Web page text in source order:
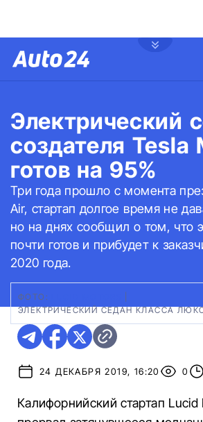
Электрический
создателя Tesla
готов на 95%
Три года прошло с момента
Air, стартап долгое время не
но на днях сообщил о том, что
почти готов и прибудет к
2020 года.
ФОТО:
ЭЛЕКТРИЧЕСКИЙ СЕДАН КЛАССА ЛЮКС
24 ДЕКАБРЯ 2019, 16:20 0
Калифорнийский стартап Lucid